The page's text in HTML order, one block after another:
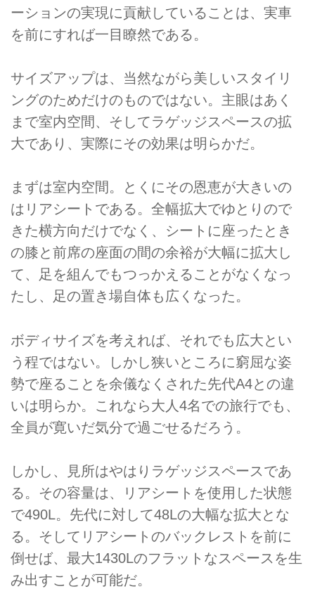
ーションの実現に貢献していることは、実車
を前にすれば一目瞭然である。
サイズアップは、当然ながら美しいスタイリ
ングのためだけのものではない。主眼はあく
まで室内空間、そしてラゲッジスペースの拡
大であり、実際にその効果は明らかだ。
まずは室内空間。とくにその恩恵が大きいの
はリアシートである。全幅拡大でゆとりので
きた横方向だけでなく、シートに座ったとき
の膝と前席の座面の間の余裕が大幅に拡大し
て、足を組んでもつっかえることがなくなっ
たし、足の置き場自体も広くなった。
ボディサイズを考えれば、それでも広大とい
う程ではない。しかし狭いところに窮屈な姿
勢で座ることを余儀なくされた先代A4との違
いは明らか。これなら大人4名での旅行でも、
全員が寛いだ気分で過ごせるだろう。
しかし、見所はやはりラゲッジスペースであ
る。その容量は、リアシートを使用した状態
で490L。先代に対して48Lの大幅な拡大とな
る。そしてリアシートのバックレストを前に
倒せば、最大1430Lのフラットなスペースを生
み出すことが可能だ。